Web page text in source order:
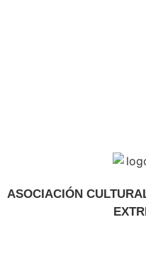
ASOCIACIÓN